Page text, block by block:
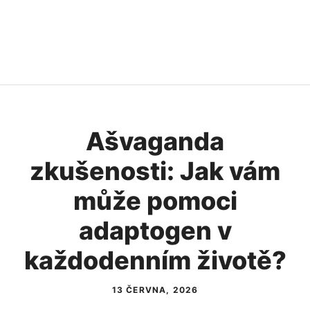
Ašvaganda
zkušenosti: Jak vám
může pomoci
adaptogen v
každodenním životě?
13 ČERVNA, 2026